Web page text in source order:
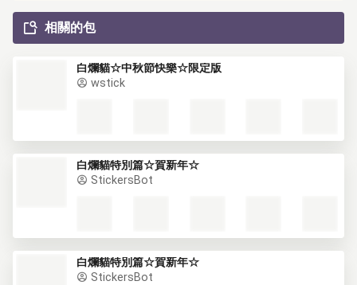
相關的包
白爛貓☆中秋節快樂☆限定版
wstick
白爛貓特別篇☆賀新年☆
StickersBot
白爛貓特別篇☆賀新年☆
StickersBot